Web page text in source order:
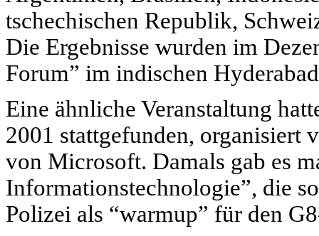
tschechischen Republik,
Die Ergebnisse wurden im
Forum” im indischen
Eine ähnliche Veranstaltung
2001 stattgefunden, organisiert
von Microsoft. Damals gab es
Informationstechnologie”, die
Polizei als “warmup” für den